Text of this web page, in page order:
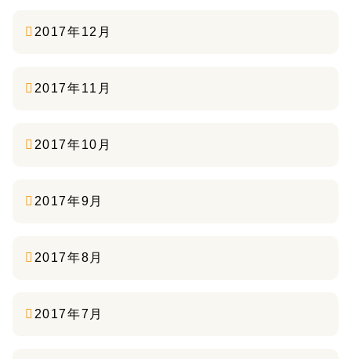
2017年12月
2017年11月
2017年10月
2017年9月
2017年8月
2017年7月